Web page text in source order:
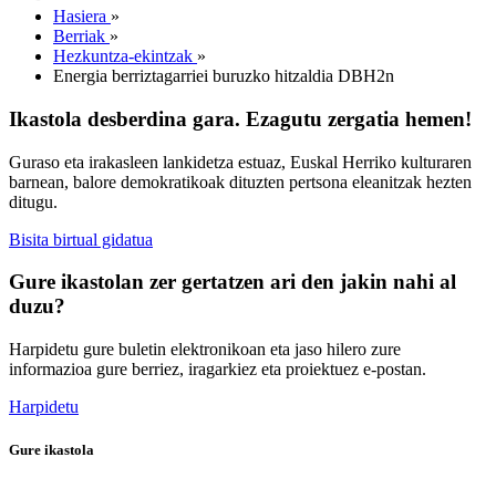
Hasiera »
Berriak »
Hezkuntza-ekintzak »
Energia berriztagarriei buruzko hitzaldia DBH2n
Ikastola desberdina gara. Ezagutu zergatia hemen!
Guraso eta irakasleen lankidetza estuaz, Euskal Herriko kulturaren
barnean, balore demokratikoak dituzten pertsona eleanitzak hezten
ditugu.
Bisita birtual gidatua
Gure ikastolan zer gertatzen ari den jakin nahi al
duzu?
Harpidetu gure buletin elektronikoan eta jaso hilero zure
informazioa gure berriez, iragarkiez eta proiektuez e-postan.
Harpidetu
Gure ikastola